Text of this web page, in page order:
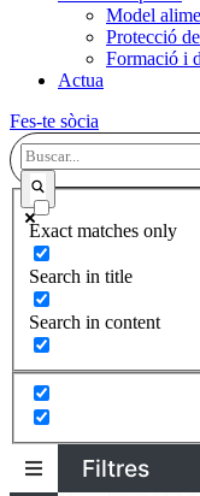
Model
Protecció
Formació i
Actua
Fes-te sòcia
Exact matches only
Search in title
Search in content